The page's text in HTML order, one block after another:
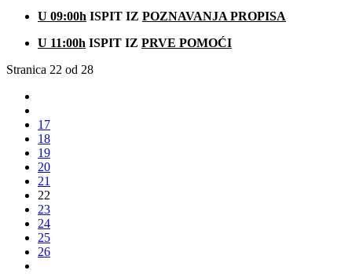
U 09:00h ISPIT IZ POZNAVANJA PROPISA
U 11:00h ISPIT IZ PRVE POMOĆI
Stranica 22 od 28
17
18
19
20
21
22
23
24
25
26